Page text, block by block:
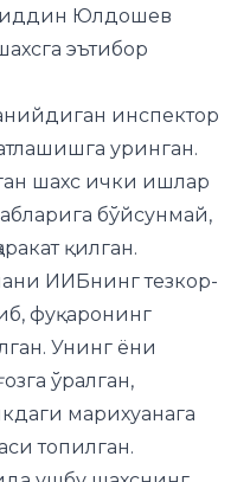
Юлдошев
эътибор
инспектор
уринган.
шахс ички ишлар
бўйсунмай,
қилган.
ИИБнинг тезкор-
фуқаронинг
Унинг ёни
ўралган,
марихуанага
топилган.